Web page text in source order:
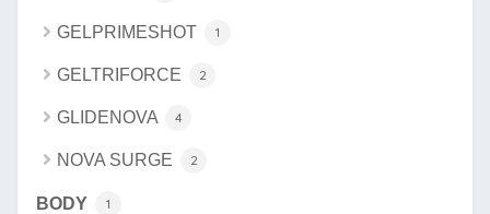
GELPRIMESHOT 1
GELTRIFORCE 2
GLIDENOVA 4
NOVA SURGE 2
BODY 1